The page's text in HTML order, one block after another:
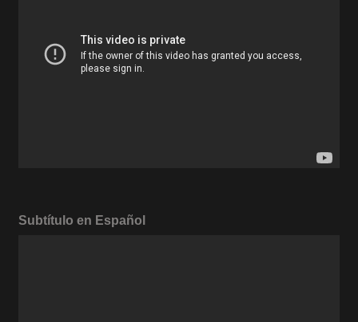
Subtítulo en Español